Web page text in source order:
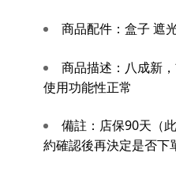
商品配件： 盒子 遮
商品描述： 八成新
使用功能性正常
備註： 店保90天（
約確認後再決定是否下